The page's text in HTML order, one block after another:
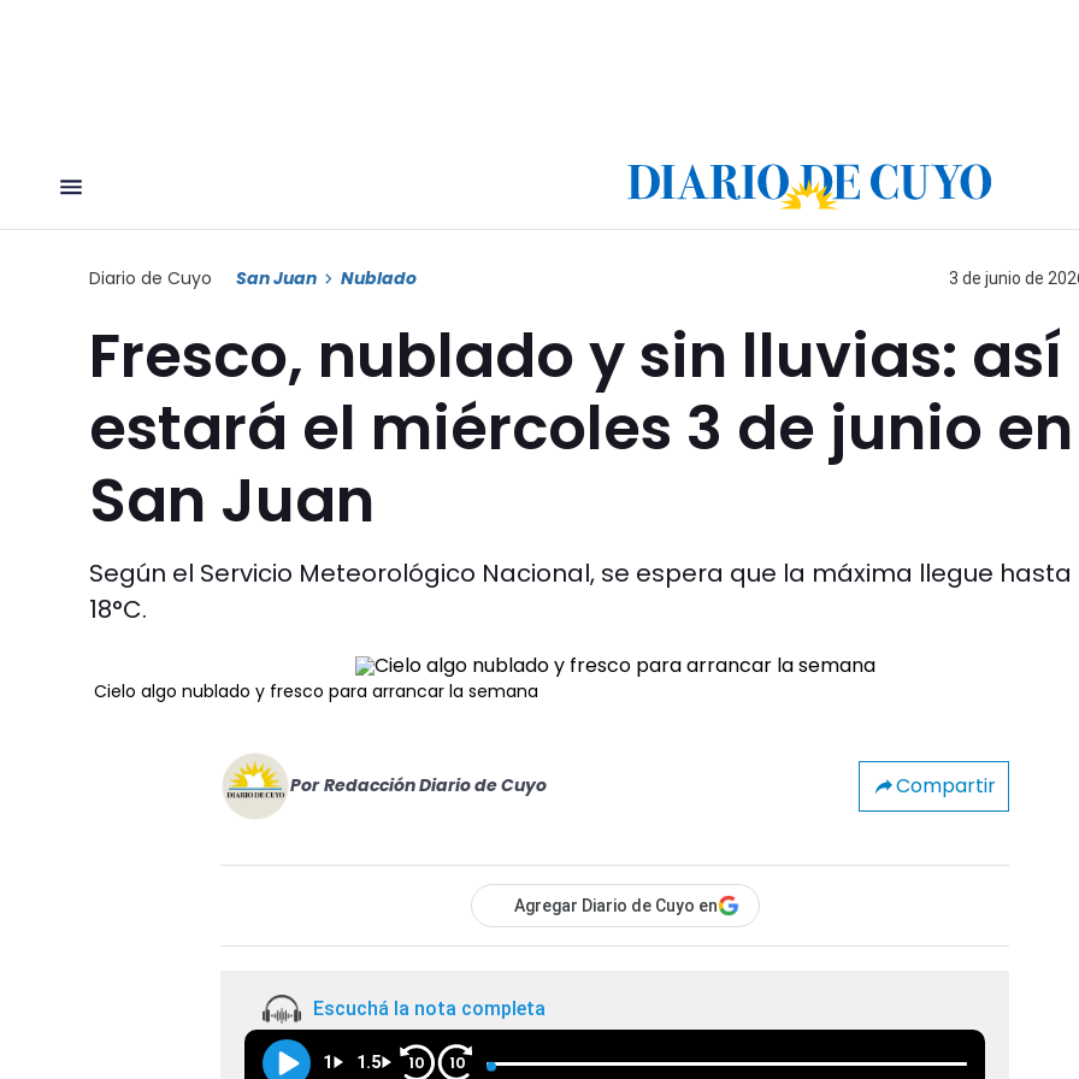
Diario de Cuyo San Juan Nublado 3 de junio de
Fresco, nublado y sin lluvias: así
estará el miércoles 3 de junio en
San Juan
Según el Servicio Meteorológico Nacional, se espera que la máxima llegue hasta
18°C.
Cielo algo nublado y fresco para arrancar la semana
Por Redacción Diario de Cuyo Compartir
Agregar Diario de Cuyo en
Escuchá la nota completa
1 1.5 10 10